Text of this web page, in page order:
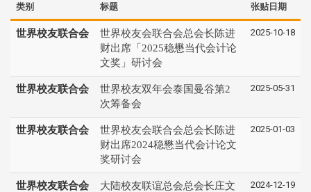
类别 标题 张贴日期
世界校友联合会
世界校友会联合会总会长陈进
财出席「2025稳懋当代会计论
文奖」研讨会
2025-10-18
世界校友联合会
世界校友双年会泰国曼谷第2
次筹备会
2025-05-31
世界校友联合会
世界校友会联合会总会长陈进
财出席2024稳懋当代会计论文
奖研讨会
2025-01-03
世界校友联合会
大陆校友联谊总会总会长庄文
2024-12-19